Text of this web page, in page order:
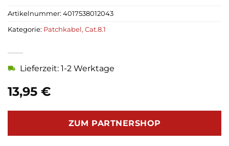
13,95 €
Lieferzeit: 1-2 Werktage
ZUM PARTNERSHOP
Artikelnummer: 4017538012043
Kategorie: Patchkabel, Cat.8.1